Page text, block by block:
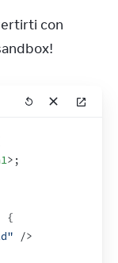
con
> ;
{
/>